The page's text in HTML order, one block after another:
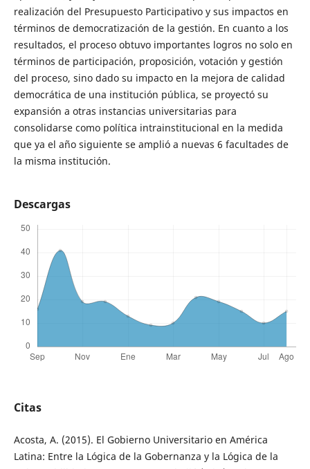
realización del Presupuesto Participativo y sus impactos en
términos de democratización de la gestión. En cuanto a los
resultados, el proceso obtuvo importantes logros no solo en
términos de participación, proposición, votación y gestión
del proceso, sino dado su impacto en la mejora de calidad
democrática de una institución pública, se proyectó su
expansión a otras instancias universitarias para
consolidarse como política intrainstitucional en la medida
que ya el año siguiente se amplió a nuevas 6 facultades de
la misma institución.
Descargas
Citas
Acosta, A. (2015). El Gobierno Universitario en América
Latina: Entre la Lógica de la Gobernanza y la Lógica de la